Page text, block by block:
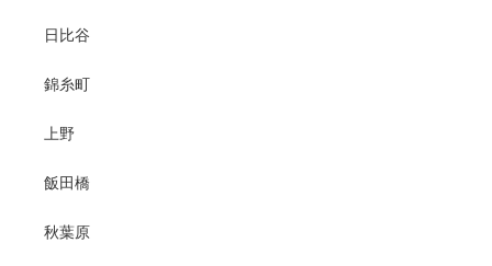
日比谷
錦糸町
上野
飯田橋
秋葉原